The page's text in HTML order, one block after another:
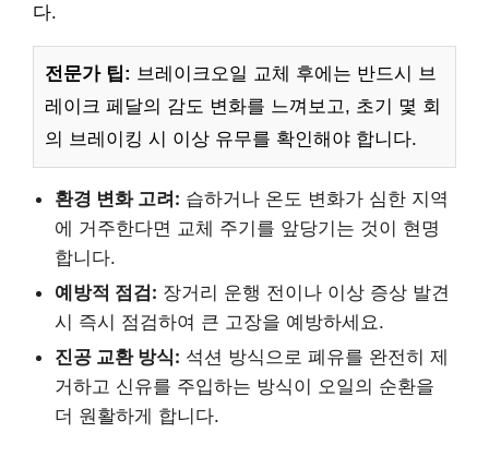
다.
전문가 팁: 브레이크오일 교체 후에는 반드시 브
레이크 페달의 감도 변화를 느껴보고, 초기 몇 회
의 브레이킹 시 이상 유무를 확인해야 합니다.
환경 변화 고려: 습하거나 온도 변화가 심한 지역
에 거주한다면 교체 주기를 앞당기는 것이 현명
합니다.
예방적 점검: 장거리 운행 전이나 이상 증상 발견
시 즉시 점검하여 큰 고장을 예방하세요.
진공 교환 방식: 석션 방식으로 폐유를 완전히 제
거하고 신유를 주입하는 방식이 오일의 순환을
더 원활하게 합니다.